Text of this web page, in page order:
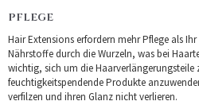
PFLEGE
Hair Extensions erfordern mehr Pflege als
Nährstoffe durch die Wurzeln, was bei
wichtig, sich um die Haarverlängerungsteile
feuchtigkeitspendende Produkte
verfilzen und ihren Glanz nicht verlieren.